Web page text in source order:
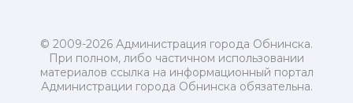
© 2009-2026 Администрация города Обнинска.
При полном, либо частичном использовании
материалов ссылка на информационный портал
Администрации города Обнинска обязательна.